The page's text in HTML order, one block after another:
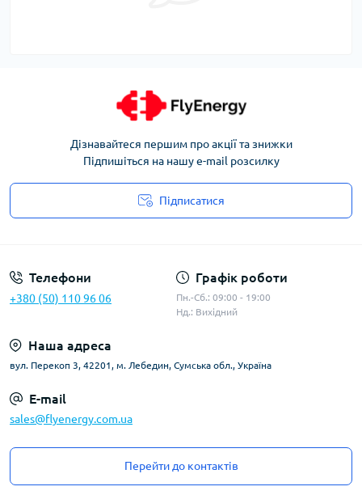
Дізнавайтеся першим про акції та знижки
Підпишіться на нашу e-mail розсилку
Підписатися
Телефони
+380 (50) 110 96 06
Графік роботи
Пн.-Сб.: 09:00 - 19:00
Нд.: Вихідний
Наша адреса
вул. Перекоп 3, 42201, м. Лебедин, Сумська обл., Україна
E-mail
sales@flyenergy.com.ua
Перейти до контактів